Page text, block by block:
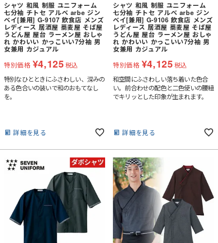
シャツ 和風 制服 ユニフォーム
七分袖 チトセ アルベ arbe ジン
ベイ[兼用] G-9107 飲食店 メンズ
レディース 居酒屋 蕎麦屋 そば屋
うどん屋 屋台 ラーメン屋 おしゃ
れ かわいい かっこいい7分袖 男
女兼用 カジュアル
特別価格 ¥4,125税込
特別なひとときにふさわしい、深みの
ある色合いの装いで和のおもてなし
を。
詳細を見る
シャツ 和風 制服 ユニフォーム
七分袖 チトセ アルベ arbe ジン
ベイ[兼用] G-9106 飲食店 メンズ
レディース 居酒屋 蕎麦屋 そば屋
うどん屋 屋台 ラーメン屋 おしゃ
れ かわいい かっこいい7分袖 男
女兼用 カジュアル
特別価格 ¥4,125税込
和空間にふさわしい落ち着いた色合
い。前合わせの配色と二色使いの腰紐
でキリッとした印象が生まれます。
詳細を見る